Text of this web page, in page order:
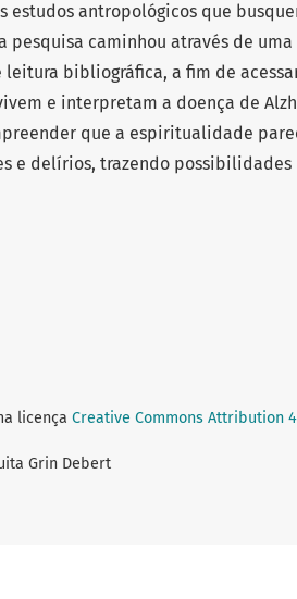
estudos antropológicos que
pesquisa caminhou através de
bibliográfica, a fim de
e interpretam a doença de
que a espiritualidade
e delírios, trazendo possibilidades
licença Creative Commons Attribution
Grin Debert